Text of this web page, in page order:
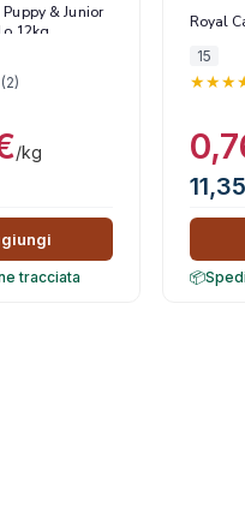
& Junior
12kg
(2)
/kg
tracciata
Royal
15
11,35